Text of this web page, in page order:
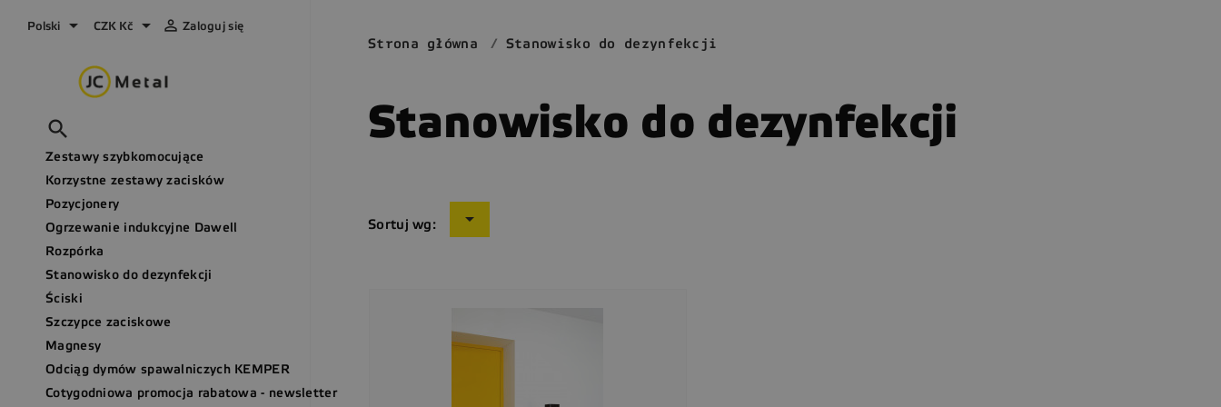
Polski  CZK Kč   Zaloguj się

Zestawy szybkomocujące
Korzystne zestawy zacisków
Pozycjonery
Ogrzewanie indukcyjne Dawell
Rozpórka
Stanowisko do dezynfekcji
Ściski
Szczypce zaciskowe
Magnesy
Odciąg dymów spawalniczych KEMPER
Cotygodniowa promocja rabatowa - newsletter
Strona główna Stanowisko do dezynfekcji
Stanowisko do dezynfekcji
Sortuj wg: 